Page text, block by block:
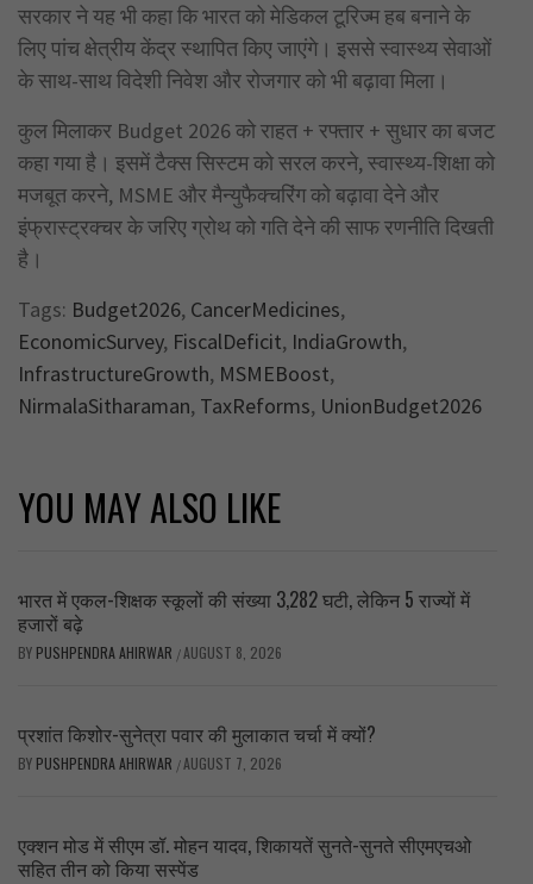
सरकार ने यह भी कहा कि भारत को मेडिकल टूरिज्म हब बनाने के
लिए पांच क्षेत्रीय केंद्र स्थापित किए जाएंगे। इससे स्वास्थ्य सेवाओं
के साथ-साथ विदेशी निवेश और रोजगार को भी बढ़ावा मिला।
कुल मिलाकर Budget 2026 को राहत + रफ्तार + सुधार का बजट
कहा गया है। इसमें टैक्स सिस्टम को सरल करने, स्वास्थ्य-शिक्षा को
मजबूत करने, MSME और मैन्युफैक्चरिंग को बढ़ावा देने और
इंफ्रास्ट्रक्चर के जरिए ग्रोथ को गति देने की साफ रणनीति दिखती
है।
Tags: Budget2026, CancerMedicines,
EconomicSurvey, FiscalDeficit, IndiaGrowth,
InfrastructureGrowth, MSMEBoost,
NirmalaSitharaman, TaxReforms, UnionBudget2026
YOU MAY ALSO LIKE
भारत में एकल-शिक्षक स्कूलों की संख्या 3,282 घटी, लेकिन 5 राज्यों में
हजारों बढ़े
BY PUSHPENDRA AHIRWAR /AUGUST 8, 2026
प्रशांत किशोर-सुनेत्रा पवार की मुलाकात चर्चा में क्यों?
BY PUSHPENDRA AHIRWAR /AUGUST 7, 2026
एक्शन मोड में सीएम डॉ. मोहन यादव, शिकायतें सुनते-सुनते सीएमएचओ
सहित तीन को किया सस्पेंड